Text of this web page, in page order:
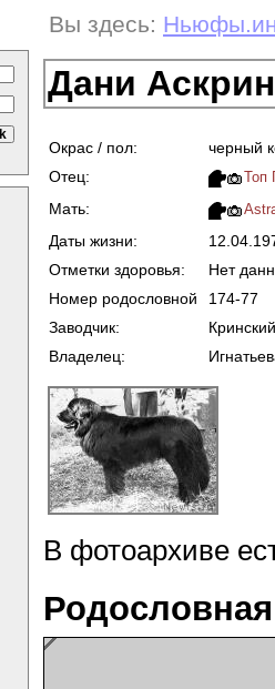
Вы здесь:
Дани Аскрин
Окрас / пол:
черный
Отец:
Топ
Мать:
Даты жизни:
Отметки здоровья:
Нет
Номер родословной
174-77
Заводчик:
Владелец:
В фотоархиве
Родословная